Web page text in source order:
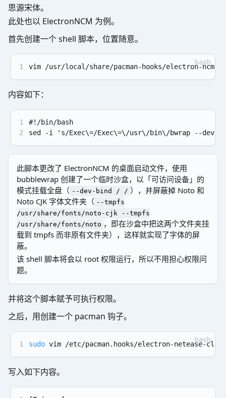
思源宋体。
此处也以 ElectronNCM 为例。
首先创建一个 shell 脚本，位置随意。
1 vim /usr/local/share/pacman-hooks/electron-
内容如下：
1
2
#!/bin/bash
sed -i 's/Exec\=/Exec\=\/usr\/bin\/bwrap --
此脚本更改了 ElectronNCM 的桌面启动文件，使用
bubblewrap 创建了一个临时沙盒，以「可访问设备」的
模式挂载全盘（ --dev-bind / / ），并屏蔽掉 Noto 和
Noto CJK 字体文件夹（ --tmpfs
/usr/share/fonts/noto-cjk --tmpfs
/usr/share/fonts/noto ，即在沙盒中把这两个文件夹挂
载到 tmpfs 而非原有文件夹），这样就实现了字体的屏
蔽。
该 shell 脚本将会以 root 权限运行，所以不用担心权限问
题。
并将这个脚本赋予可执行权限。
之后，用创建一个 pacman 钩子。
1 sudo vim /etc/pacman.hooks/electron-netease-
写入如下内容。